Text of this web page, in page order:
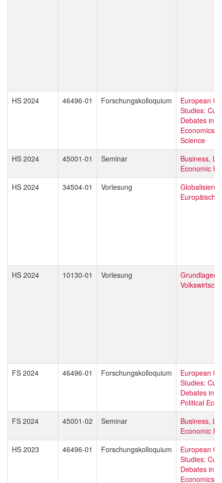
HS 2024 46496-01 Forschungskolloquium
European
Studies:
Debates in
Economics
Science
HS 2024
45001-01 Seminar
Business,
Economic
HS 2024
34504-01 Vorlesung
HS 2024 10130-01 Vorlesung
Grundlagen
FS 2024 46496-01 Forschungskolloquium
European
Studies:
Debates in
Political
FS 2024
45001-02 Seminar
Business,
Economic
HS 2023
46496-01 Forschungskolloquium
European
Studies:
Debates in
Economics